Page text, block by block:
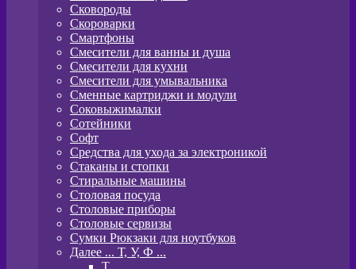
Сковороды
Скороварки
Смартфоны
Смесители для ванны и душа
Смесители для кухни
Смесители для умывальника
Сменные картриджи и модули
Соковыжималки
Сотейники
Софт
Средства для ухода за электроникой
Стаканы и стопки
Стиральные машины
Столовая посуда
Столовые приборы
Столовые сервизы
Сумки Рюкзаки для ноутбуков
Далее ... Т, У, Ф ...
T ...